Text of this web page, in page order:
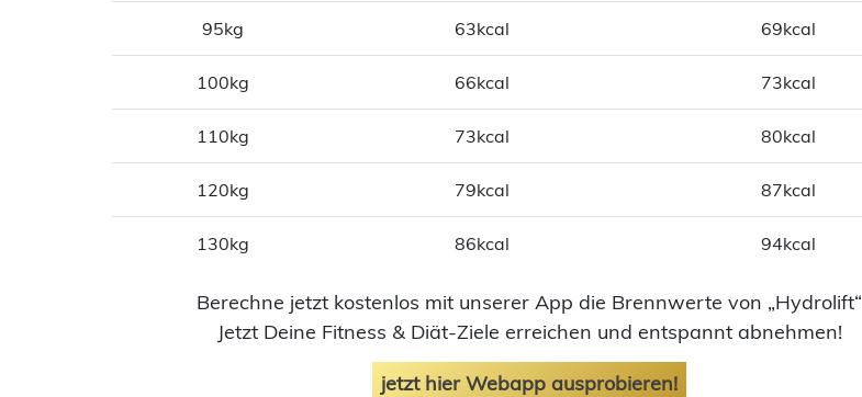
95kg 63kcal 69kcal
100kg 66kcal 73kcal
110kg 73kcal 80kcal
120kg 79kcal 87kcal
130kg 86kcal 94kcal
Berechne jetzt kostenlos mit unserer App die Brennwerte von „Hydrolift“
Jetzt Deine Fitness & Diät-Ziele erreichen und entspannt abnehmen!
jetzt hier Webapp ausprobieren!